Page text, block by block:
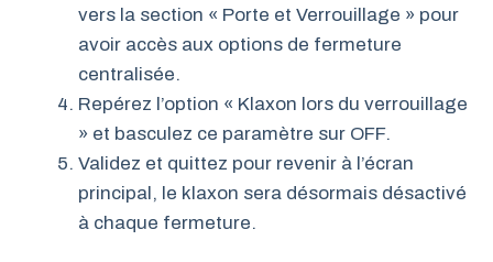
vers la section « Porte et Verrouillage » pour
avoir accès aux options de fermeture
centralisée.
Repérez l’option « Klaxon lors du verrouillage
» et basculez ce paramètre sur OFF.
Validez et quittez pour revenir à l’écran
principal, le klaxon sera désormais désactivé
à chaque fermeture.